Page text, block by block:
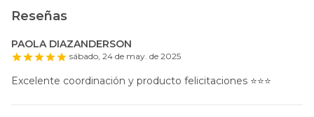
Reseñas
PAOLA DIAZANDERSON
sábado, 24 de may. de 2025
Excelente coordinación y producto felicitaciones ⭐️⭐️⭐️